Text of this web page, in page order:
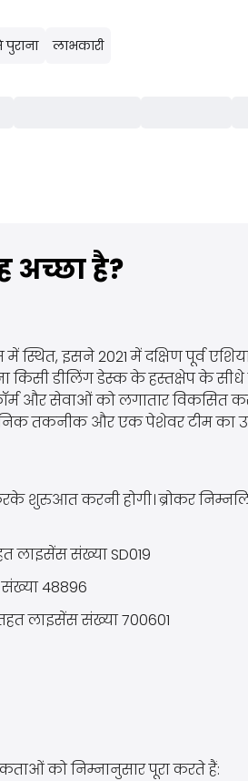
लाभकारी
अच्छा है?
इसने 2021 में दक्षिण पूर्व
किसी डीलिंग डेस्क के हस्तक्षेप के
और सेवाओं को लगातार विकसित कर
तकनीक और एक पेशेवर टीम का
शुरुआत करनी होगी। ब्रोकर
लाइसेंस संख्या SD019
48896
लाइसेंस संख्या 700601
को निम्नानुसार पूरा करते हैं: